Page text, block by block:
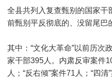
全县共列入复查甄别的国家干
前甄别平反彻底的、没留尾巴
其中：“文化大革命”以前历次
家干部395人。内肃反审案件
人；“反右倾”案件71人；“四